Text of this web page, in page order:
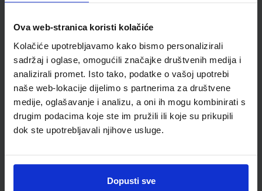
Ova web-stranica koristi kolačiće
Kolačiće upotrebljavamo kako bismo personalizirali
sadržaj i oglase, omogućili značajke društvenih medija i
analizirali promet. Isto tako, podatke o vašoj upotrebi
naše web-lokacije dijelimo s partnerima za društvene
medije, oglašavanje i analizu, a oni ih mogu kombinirati s
drugim podacima koje ste im pružili ili koje su prikupili
dok ste upotrebljavali njihove usluge.
Dopusti sve
MOJA ZEMLJA 1; radna bilježnica iz geografije za peti razred
osnovne škole
Autor(i): Ivan Gambiroža Josip Jukić Dinko Marin Ana Mesić
Nakladnik:ALFA d.d. Registarski broj ministarstva:6013-DOM
SKU:556166 CIJENA:12,00 €
ŠIFRA OMOTA:500160
KLIO 5; udžbenik petoga razreda osnovne škole